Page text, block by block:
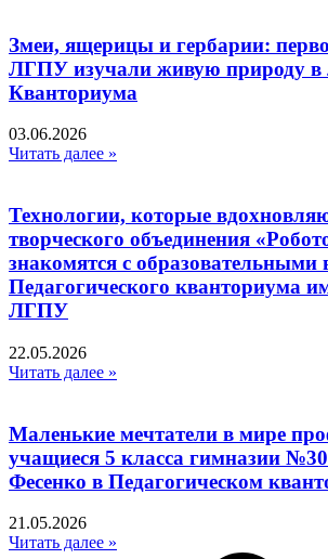
Змеи, ящерицы и гербарии:
ЛГПУ изучали живую природу в
Кванториума
03.06.2026
Читать далее »
Технологии, которые
творческого объединения
знакомятся с образовательными
Педагогического кванториума
ЛГПУ
22.05.2026
Читать далее »
Маленькие мечтатели в мире
учащиеся 5 класса гимназии
Фесенко в Педагогическом
21.05.2026
Читать далее »